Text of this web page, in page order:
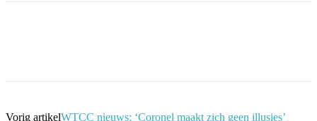
Vorig artikelWTCC nieuws: ‘Coronel maakt zich geen illusies’